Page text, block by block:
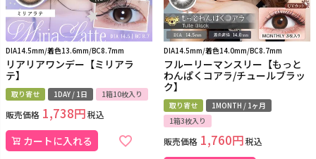
DIA14.5mm/着色13.6mm/BC8.7mm
リアリアワンデー【ミリアラ
テ】
取り寄せ 1DAY / 1日 1箱10枚入り
販売価格 1,738 税込
カートに入れる
DIA14.5mm/着色14.0mm/BC8.7mm
フルーリーマンスリー【もっと
わんぱくコアラ/チュールブラッ
ク】
取り寄せ
1MONTH / 1ヶ月
1箱3枚入り
販売価格 1,760 税込